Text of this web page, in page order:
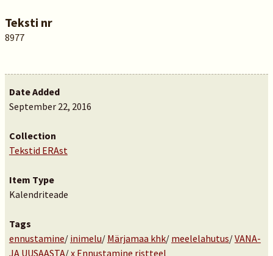
Teksti nr
8977
Date Added
September 22, 2016
Collection
Tekstid ERAst
Item Type
Kalendriteade
Tags
ennustamine/ inimelu/ Märjamaa khk/ meelelahutus/VANA-
JA UUSAASTA/x Ennustamine ristteel